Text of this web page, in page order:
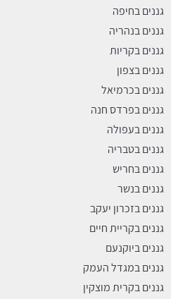
גננים בחיפה
גננים בנהריה
גננים בקריות
גננים בצפון
גננים בכרמיאל
גננים בפרדס חנה
גננים בעפולה
גננים בטבריה
גננים בחריש
גננים בנשר
גננים בזכרון יעקב
גננים בקריית חיים
גננים ביוקנעם
גננים במגדל העמק
גננים בקרית מוצקין